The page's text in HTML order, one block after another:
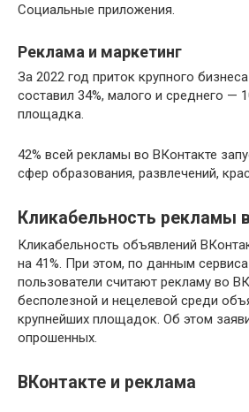
Социальные приложения.
Реклама и маркетинг
За 2022 год приток крупного
составил 34%, малого и среднего —
площадка.
42% всей рекламы во ВКонтакте
сфер образования, развлечений,
Кликабельность рекламы
Кликабельность объявлений
на 41%. При этом, по данным
пользователи считают рекламу во
бесполезной и нецелевой среди
крупнейших площадок. Об этом
опрошенных.
ВКонтакте и реклама